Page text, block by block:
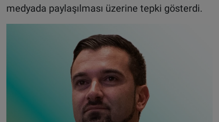
medyada paylaşılması üzerine tepki gösterdi.